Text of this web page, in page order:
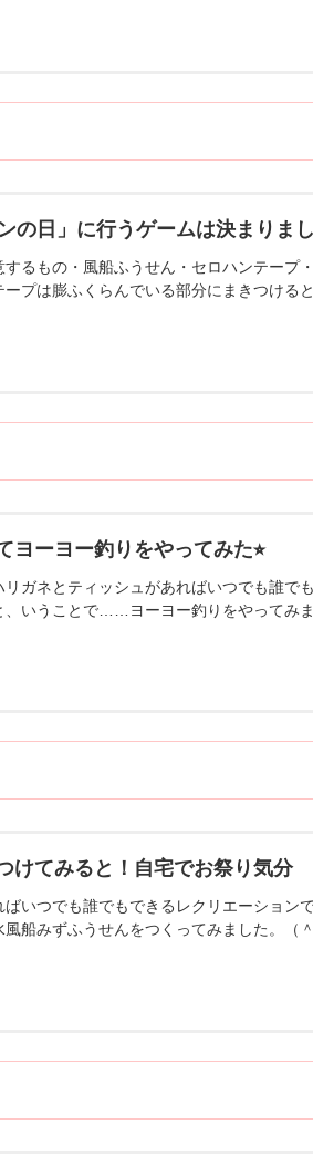
の日」に行うゲームは決まりま
るもの・風船ふうせん・セロハンテー
プは膨ふくらんでいる部分にまきつける
ヨーヨー釣りをやってみた⭐︎
ガネとティッシュがあればいつでも誰で
、いうことで……ヨーヨー釣りをやってみ
けてみると！自宅でお祭り気分
いつでも誰でもできるレクリエーション
船みずふうせんをつくってみました。（